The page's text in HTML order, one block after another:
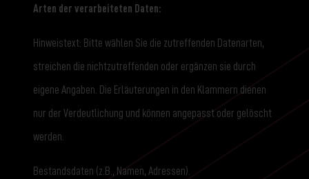
Arten der verarbeiteten Daten:
Hinweistext: Bitte wählen Sie die zutreffenden Datenarten,
streichen die nichtzutreffenden oder ergänzen sie durch
eigene Angaben. Die Erläuterungen in den Klammern dienen
nur der Verdeutlichung und können angepasst oder gelöscht
werden.
Bestandsdaten (z.B., Namen, Adressen).